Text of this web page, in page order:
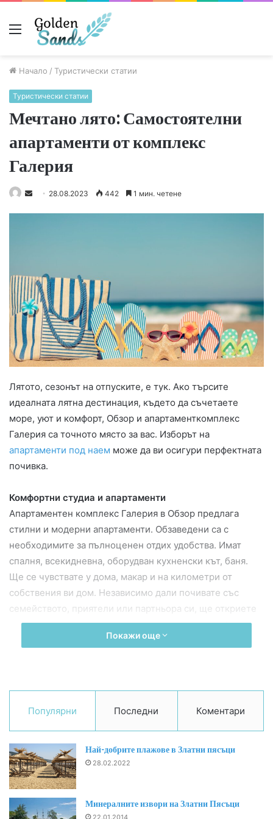
Меню
Начало / Туристически статии
Туристически статии
Мечтано лято: Самостоятелни
апартаменти от комплекс
Галерия
Send 28.08.2023 442 1 мин. четене
Лятото, сезонът на отпуските, е тук. Ако търсите
идеалната лятна дестинация, където да съчетаете
море, уют и комфорт, Обзор и апартаменткомплекс
Галерия са точното място за вас. Изборът на
апартаменти под наем може да ви осигури перфектната
почивка.
Комфортни студиа и апартаменти
Апартаментен комплекс Галерия в Обзор предлага
стилни и модерни апартаменти. Обзаведени са с
необходимите за пълноценен отдих удобства. Имат
спалня, всекидневна, оборудван кухненски кът, баня.
Ще се чувствате у дома, макар и на километри от
собствения ви дом. Независимо дали почивате със
семейството, приятели или партньора си, ще откриете
подходящото място, което да ви предложи комфорт и
което да се превърне във ваш дом. Защото това е
Близост до плажа
близост до плажа. Само няколко минути разходка и ще
можете да се насладите на пясъчния бряг и морските
води. Плажните барове, ресторантите и магазините
също са на ваше разположение, за да си вземете
освежаваща напитка или да си купите сувенир за
спомен.
Покажи още
Популярни Последни Коментари
Най-добрите плажове в Златни пясъци
28.02.2022
Минералните извори на Златни Пясъци
22.01.2014